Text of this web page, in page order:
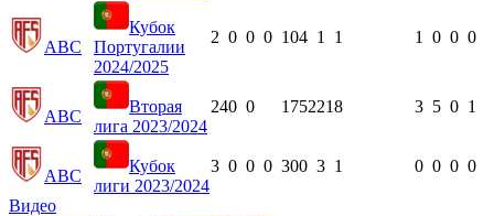
АВС
Кубок
Португалии
2024/2025
2 0 0 0 104 1 1 1 0 0 0
АВС
Вторая
лига 2023/2024
240 0 1752218 3 5 0 1
АВС
Кубок
лиги 2023/2024
3 0 0 0 300 3 1 0 0 0 0
Видео